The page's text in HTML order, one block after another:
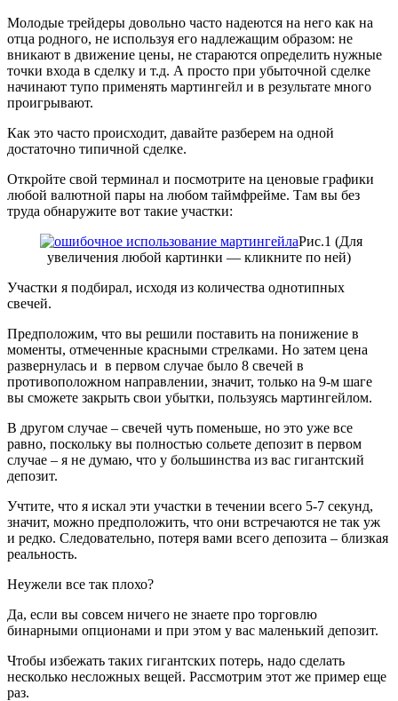
Молодые трейдеры довольно часто надеются на него как на
отца родного, не используя его надлежащим образом: не
вникают в движение цены, не стараются определить нужные
точки входа в сделку и т.д. А просто при убыточной сделке
начинают тупо применять мартингейл и в результате много
проигрывают.
Как это часто происходит, давайте разберем на одной
достаточно типичной сделке.
Откройте свой терминал и посмотрите на ценовые графики
любой валютной пары на любом таймфрейме. Там вы без
труда обнаружите вот такие участки:
Рис.1 (Для
увеличения любой картинки — кликните по ней)
Участки я подбирал, исходя из количества однотипных
свечей.
Предположим, что вы решили поставить на понижение в
моменты, отмеченные красными стрелками. Но затем цена
развернулась и в первом случае было 8 свечей в
противоположном направлении, значит, только на 9-м шаге
вы сможете закрыть свои убытки, пользуясь мартингейлом.
В другом случае – свечей чуть поменьше, но это уже все
равно, поскольку вы полностью сольете депозит в первом
случае – я не думаю, что у большинства из вас гигантский
депозит.
Учтите, что я искал эти участки в течении всего 5-7 секунд,
значит, можно предположить, что они встречаются не так уж
и редко. Следовательно, потеря вами всего депозита – близкая
реальность.
Неужели все так плохо?
Да, если вы совсем ничего не знаете про торговлю
бинарными опционами и при этом у вас маленький депозит.
Чтобы избежать таких гигантских потерь, надо сделать
несколько несложных вещей. Рассмотрим этот же пример еще
раз.